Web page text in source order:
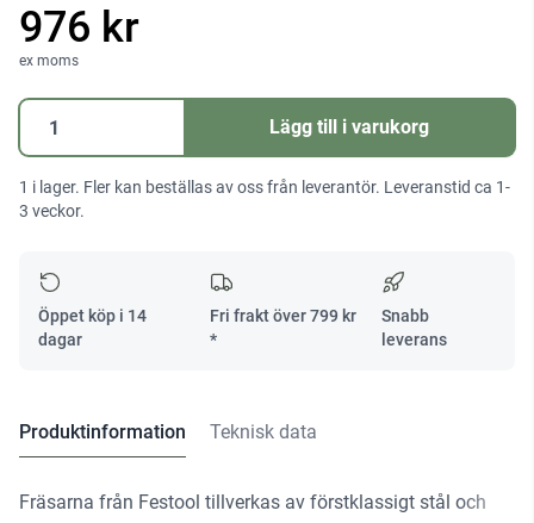
976 kr
ex moms
DUBBELRADIEFRÄS
KL
Lägg till i varukorg
1 i lager. Fler kan beställas av oss från leverantör. Leveranstid ca 1-
3 veckor.
Öppet köp i 14
dagar
Fri frakt över799 kr
*
Snabb
leverans
Produktinformation Teknisk data
Fräsarna från Festool tillverkas av förstklassigt stål och